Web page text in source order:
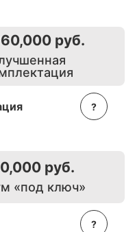
руб.
?
руб.
«под ключ»
?